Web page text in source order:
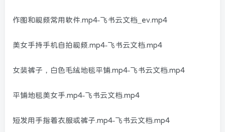
作图和视频常用软件.mp4-飞书云文档_ev.mp4
美女手持手机自拍视频.mp4-飞书云文档.mp4
女装裤子，白色毛绒地毯平铺.mp4-飞书云文档.mp4
平铺地毯美女手.mp4-飞书云文档.mp4
短发用手指着衣服或裤子.mp4-飞书云文档.mp4